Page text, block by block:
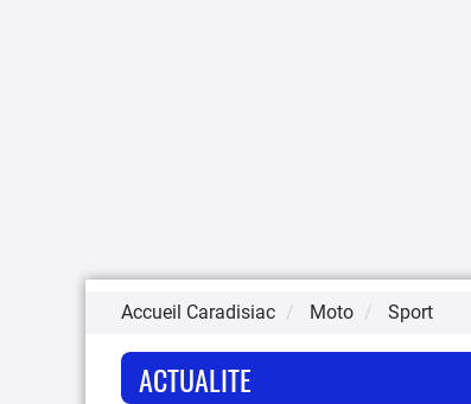
Accueil Caradisiac Moto Sport
ACTUALITE